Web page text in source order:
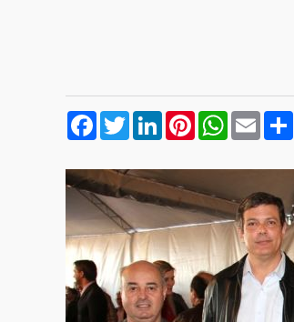
Facebook
TwitterLinkedInPinterestWhatsApp
Email